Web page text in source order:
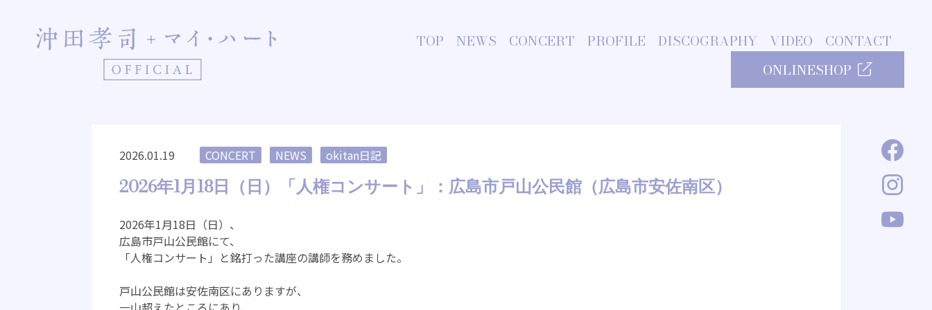
content
TOP NEWS CONCERT PROFILE DISCOGRAPHY VIDEO
CONTACT
ONLINESHOP
2026.01.19 CONCERT NEWS okitan日記
2026年1月18日（日）「人権コンサート」：広島市戸山公民館（広島市安佐南区）
2026年1月18日（日）、
広島市戸山公民館にて、
「人権コンサート」と銘打った講座の講師を務めました。
戸山公民館は安佐南区にありますが、